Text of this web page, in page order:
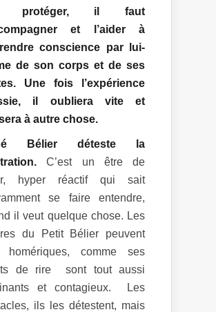
protéger, il faut
et l’aider à
conscience par lui-
de son corps et de ses
Une fois l’expérience
il oubliera vite et
à autre chose.
Bélier déteste la
C’est un être de
hyper réactif qui sait
se faire entendre,
il veut quelque chose. Les
du Petit Bélier peuvent
homériques, comme ses
de rire sont tout aussi
et contagieux. Les
ils les détestent, mais